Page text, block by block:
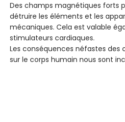
Des champs magnétiques forts
détruire les éléments et les
mécaniques. Cela est valable
stimulateurs cardiaques.
Les conséquences néfastes des
sur le corps humain nous sont